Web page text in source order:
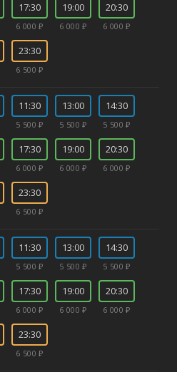
17:30
6 000 ₽
19:00
6 000 ₽
20:30
6 000 ₽
23:30
6 500 ₽
11:30
5 500 ₽
13:00
5 500 ₽
14:30
5 500 ₽
17:30
6 000 ₽
19:00
6 000 ₽
20:30
6 000 ₽
23:30
6 500 ₽
11:30
5 500 ₽
13:00
5 500 ₽
14:30
5 500 ₽
17:30
6 000 ₽
19:00
6 000 ₽
20:30
6 000 ₽
23:30
6 500 ₽